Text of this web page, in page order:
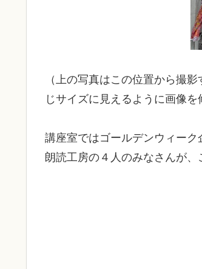
（上の写真はこの位置から撮
じサイズに見えるように画像を
講座室ではゴールデンウィーク
朗読工房の４人のみなさんが